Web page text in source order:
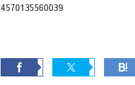
4570135560039